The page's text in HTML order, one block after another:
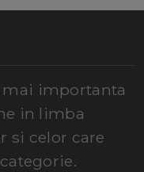
mai importanta
in limba
si celor care